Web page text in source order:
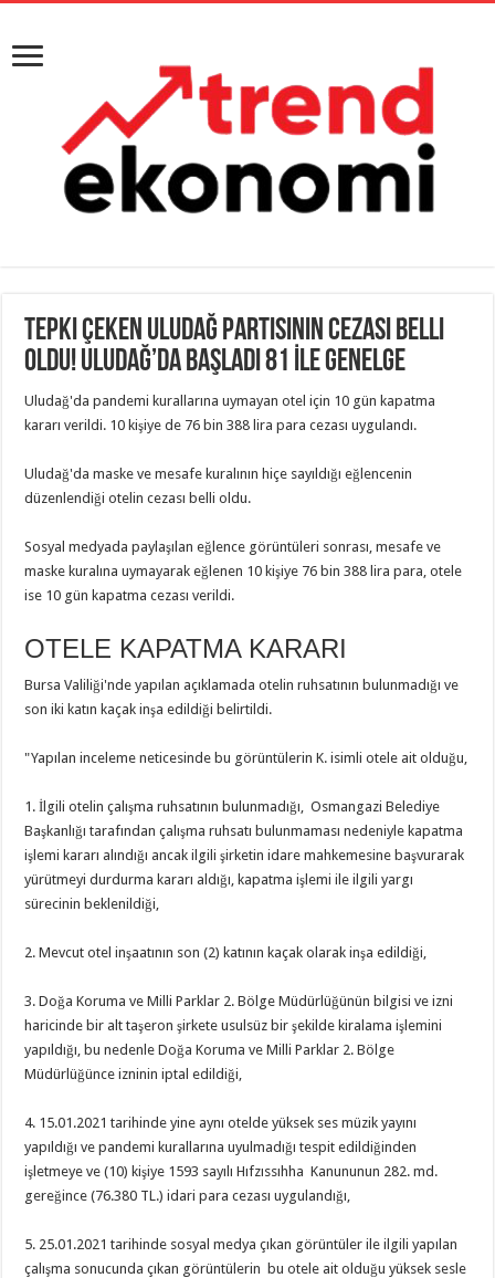
Tepki Çeken Uludağ Partisinin Cezası Belli
Oldu! Uludağ’da Başladı 81 İle Genelge
Uludağ'da pandemi kurallarına uymayan otel için 10 gün kapatma
kararı verildi. 10 kişiye de 76 bin 388 lira para cezası uygulandı.
Uludağ'da maske ve mesafe kuralının hiçe sayıldığı eğlencenin
düzenlendiği otelin cezası belli oldu.
Sosyal medyada paylaşılan eğlence görüntüleri sonrası, mesafe ve
maske kuralına uymayarak eğlenen 10 kişiye 76 bin 388 lira para, otele
ise 10 gün kapatma cezası verildi.
OTELE KAPATMA KARARI
Bursa Valiliği'nde yapılan açıklamada otelin ruhsatının bulunmadığı ve
son iki katın kaçak inşa edildiği belirtildi.
"Yapılan inceleme neticesinde bu görüntülerin K. isimli otele ait olduğu,
1. İlgili otelin çalışma ruhsatının bulunmadığı, Osmangazi Belediye
Başkanlığı tarafından çalışma ruhsatı bulunmaması nedeniyle kapatma
işlemi kararı alındığı ancak ilgili şirketin idare mahkemesine başvurarak
yürütmeyi durdurma kararı aldığı, kapatma işlemi ile ilgili yargı
sürecinin beklenildiği,
2. Mevcut otel inşaatının son (2) katının kaçak olarak inşa edildiği,
3. Doğa Koruma ve Milli Parklar 2. Bölge Müdürlüğünün bilgisi ve izni
haricinde bir alt taşeron şirkete usulsüz bir şekilde kiralama işlemini
yapıldığı, bu nedenle Doğa Koruma ve Milli Parklar 2. Bölge
Müdürlüğünce izninin iptal edildiği,
4. 15.01.2021 tarihinde yine aynı otelde yüksek ses müzik yayını
yapıldığı ve pandemi kurallarına uyulmadığı tespit edildiğinden
işletmeye ve (10) kişiye 1593 sayılı Hıfzıssıhha Kanununun 282. md.
gereğince (76.380 TL.) idari para cezası uygulandığı,
5. 25.01.2021 tarihinde sosyal medya çıkan görüntüler ile ilgili yapılan
çalışma sonucunda çıkan görüntülerin bu otele ait olduğu yüksek sesle